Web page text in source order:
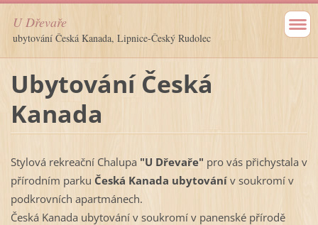
U Dřevaře
ubytování Česká Kanada, Lipnice-Český Rudolec
Ubytování Česká
Kanada
Stylová rekreační Chalupa "U Dřevaře" pro vás přichystala v
přírodním parku Česká Kanada ubytování v soukromí v
podkrovních apartmánech.
Česká Kanada ubytování v soukromí v panenské přírodě